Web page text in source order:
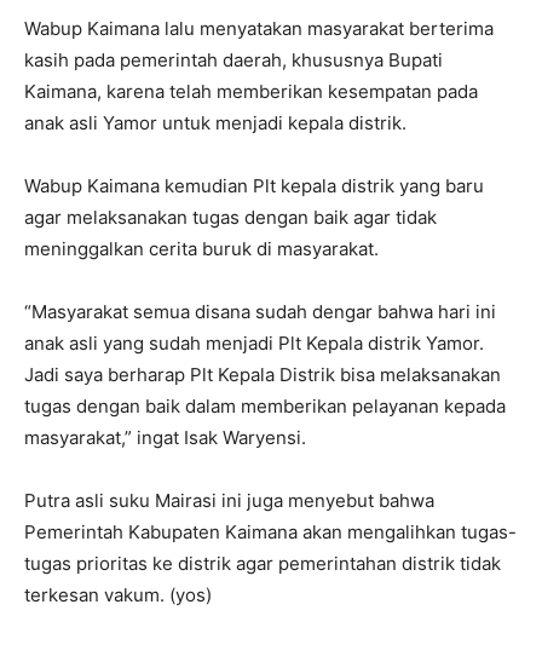
Wabup Kaimana lalu menyatakan masyarakat berterima
kasih pada pemerintah daerah, khususnya Bupati
Kaimana, karena telah memberikan kesempatan pada
anak asli Yamor untuk menjadi kepala distrik.
Wabup Kaimana kemudian Plt kepala distrik yang baru
agar melaksanakan tugas dengan baik agar tidak
meninggalkan cerita buruk di masyarakat.
“Masyarakat semua disana sudah dengar bahwa hari ini
anak asli yang sudah menjadi Plt Kepala distrik Yamor.
Jadi saya berharap Plt Kepala Distrik bisa melaksanakan
tugas dengan baik dalam memberikan pelayanan kepada
masyarakat,” ingat Isak Waryensi.
Putra asli suku Mairasi ini juga menyebut bahwa
Pemerintah Kabupaten Kaimana akan mengalihkan tugas-
tugas prioritas ke distrik agar pemerintahan distrik tidak
terkesan vakum. (yos)